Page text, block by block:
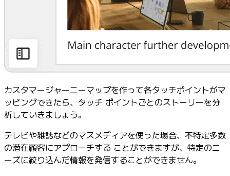
カスタマージャーニーマップを作って各タッチポイントがマ
ッピングできたら、タッチ ポイントごとのストーリーを分
析していきましょう。
テレビや雑誌などのマスメディアを使った場合、不特定多数
の潜在顧客にアプローチする ことができますが、特定のニ
ーズに絞り込んだ情報を発信することができません。